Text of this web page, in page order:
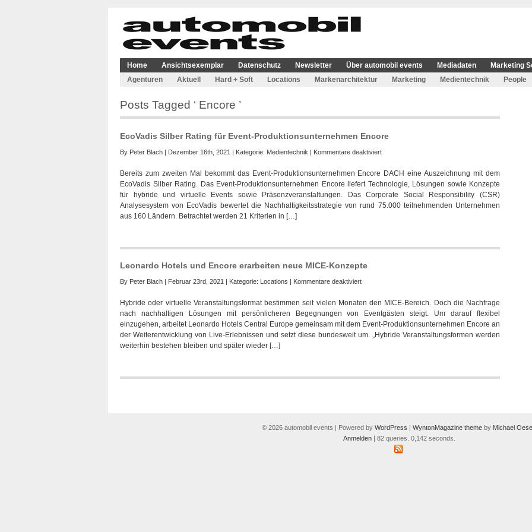
Home Ansichtsexemplar Datenschutz Newsletter Über automobil events Mediadaten
Marketing
Agenturen
Aktuell Hard + Soft Locations Markenarchitektur Marketing Medientechnik People
Posts Tagged ‘ Encore ’
EcoVadis Silber Rating für Event-Produktionsunternehmen Encore
By Peter Blach | Dezember 16th, 2021 | Kategorie: Medientechnik | Kommentare deaktiviertfür
Silber
Rating
für
Event-
Bereits zum zweiten Mal bekommt das Event-Produktionsunternehmen Encore DACH eine Auszeichnung mit dem
EcoVadis Silber Rating. Das Event-Produktionsunternehmen Encore liefert Technologie, Lösungen sowie Konzepte
für hybride und virtuelle Events sowie Präsenzveranstaltungen. Das Corporate Social Responsibility (CSR)
Analysesystem von EcoVadis bewertet die Nachhaltigkeitsstrategie von rund 75.000 teilnehmenden Unternehmen
aus 160 Ländern. Betrachtet werden 21 Kriterien in […]
Leonardo Hotels und Encore erarbeiten neue MICE-Konzepte
By Peter Blach | Februar 23rd, 2021 | Kategorie: Locations | Kommentare deaktiviertfür
Hotels
und
Encore
erarbeiten
Hybride oder virtuelle Veranstaltungsformat bestimmen seit vielen Monaten den MICE-Bereich. Doch die Nachfrage
nach nachhaltigen Lösungen mit persönlicheren Begegnungen von Eventgästen steigt. Um darauf flexibel
einzugehen, arbeitet Leonardo Hotels Central Europe gemeinsam mit dem Event-Produktionsunternehmen Encore an
der Weiterentwicklung von Live-Erlebnissen und setzt diese bundesweit um. „Hybride Veranstaltungsformen werden
weiterhin bestehen bleiben und später wieder […]
© 2026 automobil events | Powered by WordPress | WyntonMagazine theme by Michael
Anmelden| 82 queries. 0,142 seconds.